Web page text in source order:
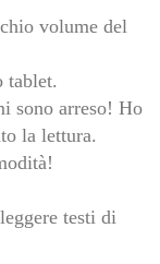
volume del
tablet.
sono arreso! Ho
la lettura.
testi di